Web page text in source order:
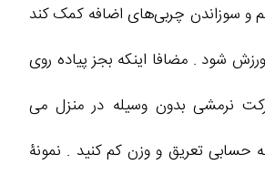
و سوزاندن چربی‌های اضافه کمک کند
شود . مضافا اینکه بجز پیاده روی
نرمشی بدون وسیله در منزل می
حسابی تعریق و وزن کم کنید . نمونۀ